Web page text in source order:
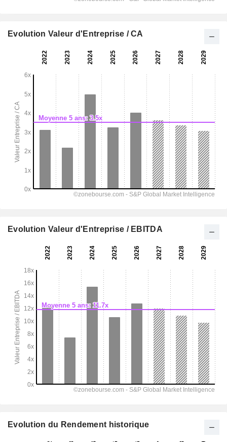
Evolution Valeur d'Entreprise / CA
Evolution Valeur d'Entreprise / EBITDA
Evolution du Rendement historique